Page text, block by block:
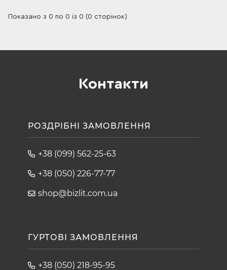
Показано з 0 по 0 із 0 (0 сторінок)
Контакти
РОЗДРІБНІ ЗАМОВЛЕННЯ
+38 (099) 562-25-63
+38 (050) 226-77-77
shop@bizlit.com.ua
ГУРТОВІ ЗАМОВЛЕННЯ
+38 (050) 218-95-95